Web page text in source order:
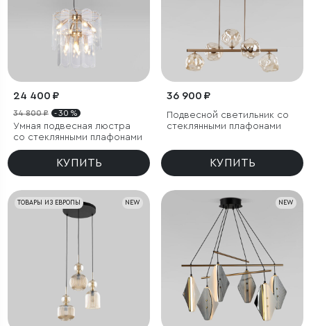
24 400 ₽
34 800 ₽ - 30 %
Умная подвесная люстра
со стеклянными плафонами
КУПИТЬ
36 900 ₽
Подвесной светильник со
стеклянными плафонами
КУПИТЬ
NEW
ТОВАРЫ ИЗ ЕВРОПЫ NEW